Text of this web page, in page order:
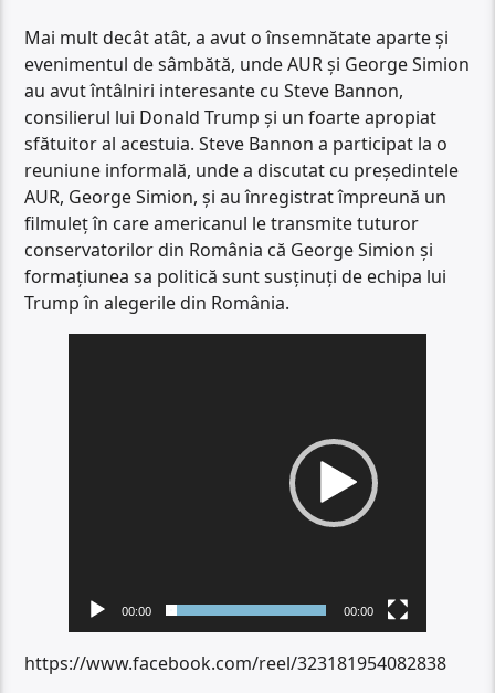
Mai mult decât atât, a avut o însemnătate aparte și
evenimentul de sâmbătă, unde AUR și George Simion
au avut întâlniri interesante cu Steve Bannon,
consilierul lui Donald Trump și un foarte apropiat
sfătuitor al acestuia. Steve Bannon a participat la o
reuniune informală, unde a discutat cu președintele
AUR, George Simion, și au înregistrat împreună un
filmuleț în care americanul le transmite tuturor
conservatorilor din România că George Simion și
formațiunea sa politică sunt susținuți de echipa lui
Trump în alegerile din România.
00:00 00:00
https://www.facebook.com/reel/323181954082838